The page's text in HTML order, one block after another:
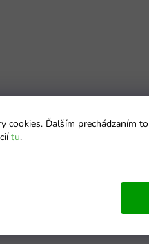
cookies. Ďalším prechádzaním
tu.